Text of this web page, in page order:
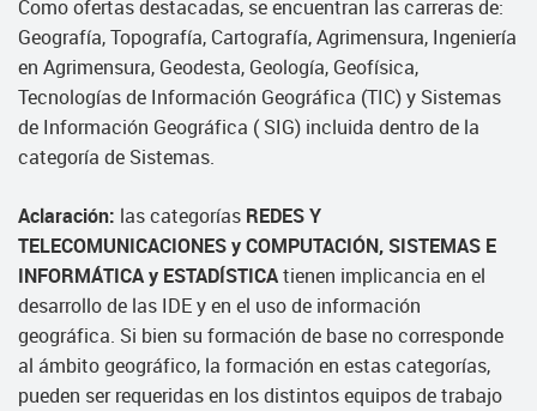
Como ofertas destacadas, se encuentran las carreras de:
Geografía, Topografía, Cartografía, Agrimensura, Ingeniería
en Agrimensura, Geodesta, Geología, Geofísica,
Tecnologías de Información Geográfica (TIC) y Sistemas
de Información Geográfica ( SIG) incluida dentro de la
categoría de Sistemas.
Aclaración: las categorías REDES Y
TELECOMUNICACIONES y COMPUTACIÓN, SISTEMAS E
INFORMÁTICA y ESTADÍSTICAtienen implicancia en el
desarrollo de las IDE y en el uso de información
geográfica. Si bien su formación de base no corresponde
al ámbito geográfico, la formación en estas categorías,
pueden ser requeridas en los distintos equipos de trabajo